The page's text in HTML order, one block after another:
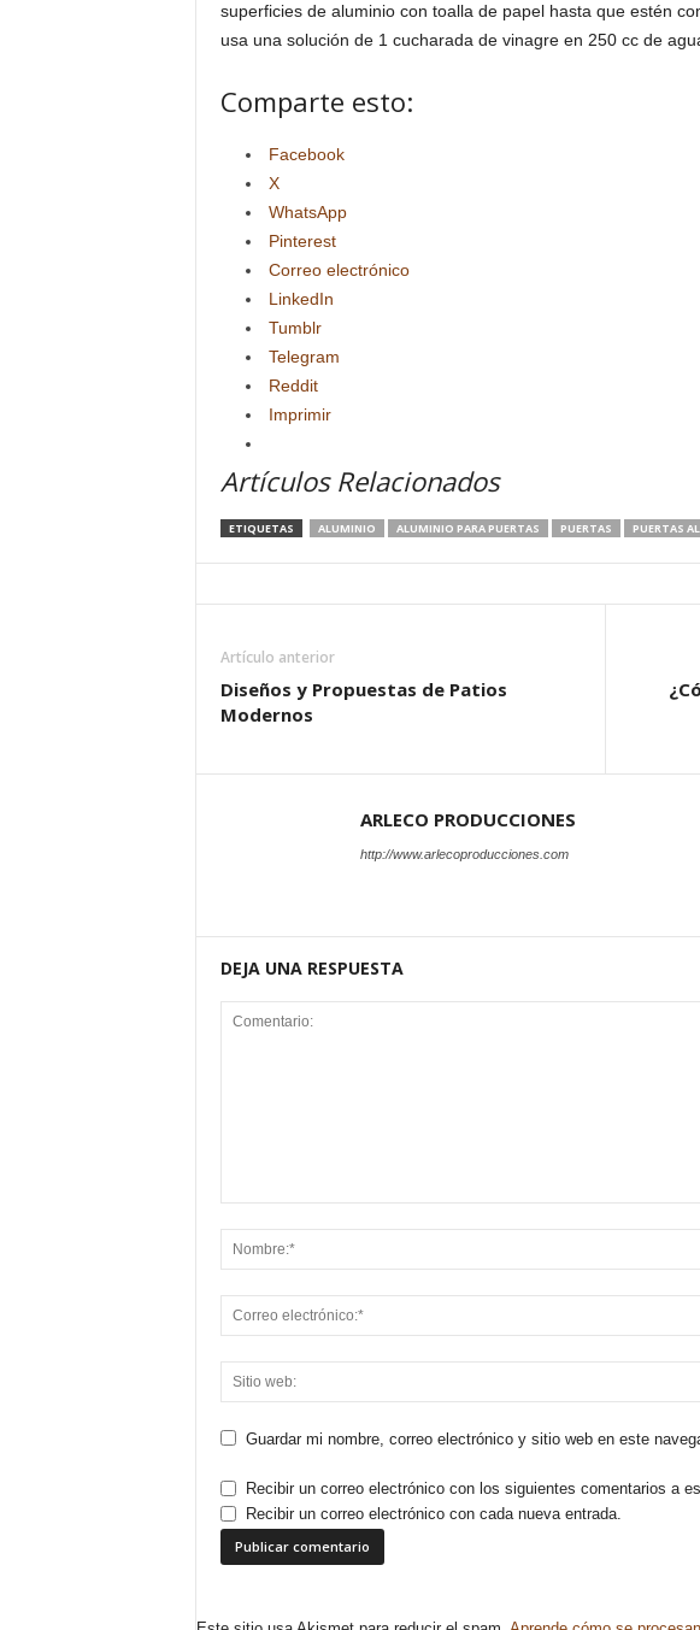
superficies de aluminio con toalla de papel hasta que estén
usa una solución de 1 cucharada de vinagre en 250 cc de
Comparte esto:
Facebook
X
WhatsApp
Pinterest
Correo electrónico
LinkedIn
Tumblr
Telegram
Reddit
Imprimir
Artículos Relacionados
ETIQUETAS ALUMINIO ALUMINIO PARA PUERTAS PUERTAS PUERTAS
Artículo anterior
Diseños y Propuestas de Patios
Modernos
ARLECO PRODUCCIONES
http://www.arlecoproducciones.com
DEJA UNA RESPUESTA
Guardar mi nombre, correo electrónico y sitio web en este
Recibir un correo electrónico con los siguientes comentarios a
Recibir un correo electrónico con cada nueva entrada.